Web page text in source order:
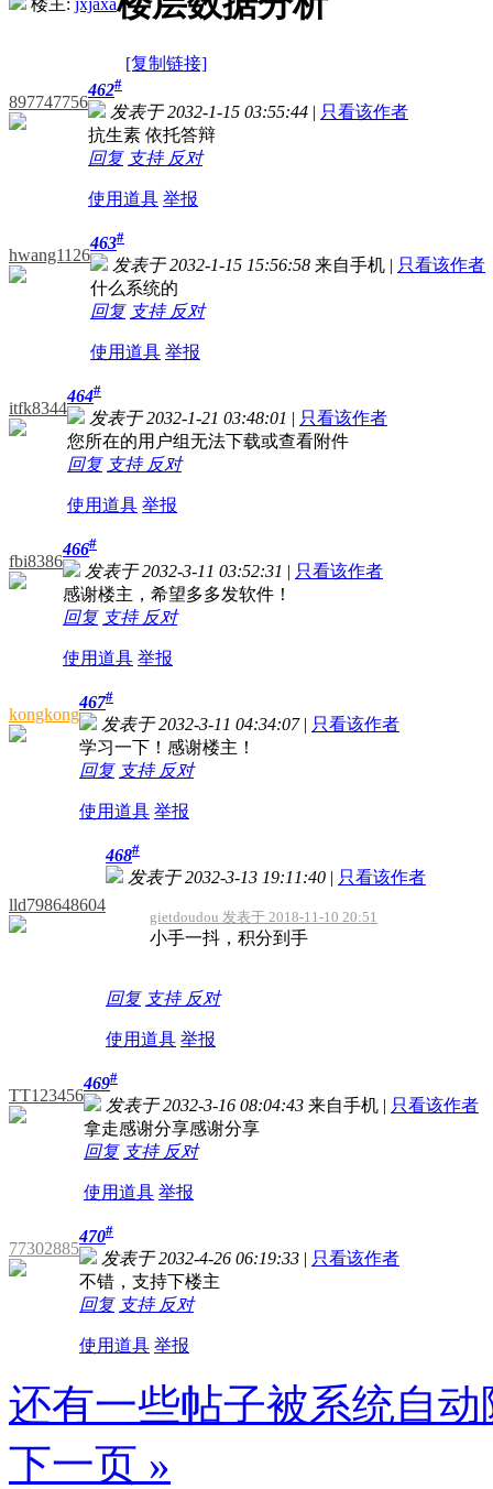
[复制链接]
897747756
462#
发表于 2032-1-15 03:55:44 | 只看该作者
抗生素 依托答辩
回复 支持 反对
使用道具 举报
hwang1126
463#
发表于 2032-1-15 15:56:58 来自手机 | 只看该作者
什么系统的
回复 支持 反对
使用道具 举报
itfk8344
464#
发表于 2032-1-21 03:48:01 | 只看该作者
您所在的用户组无法下载或查看附件
回复 支持 反对
使用道具 举报
fbi8386
466#
发表于 2032-3-11 03:52:31 | 只看该作者
感谢楼主，希望多多发软件！
回复 支持 反对
使用道具 举报
kongkong
467#
发表于 2032-3-11 04:34:07 | 只看该作者
学习一下！感谢楼主！
回复 支持 反对
使用道具 举报
lld798648604
468#
发表于 2032-3-13 19:11:40 | 只看该作者
gietdoudou 发表于 2018-11-10 20:51
小手一抖，积分到手
回复 支持 反对
使用道具 举报
TT123456
469#
发表于 2032-3-16 08:04:43 来自手机 | 只看该作者
拿走感谢分享感谢分享
回复 支持 反对
使用道具 举报
77302885
470#
发表于 2032-4-26 06:19:33 | 只看该作者
不错，支持下楼主
回复 支持 反对
使用道具 举报
还有一些帖子被系统自
下一页 »